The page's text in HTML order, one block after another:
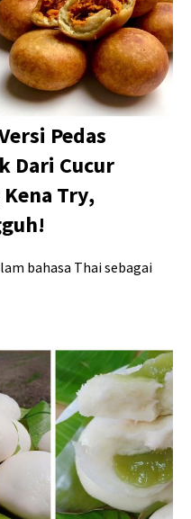
Pedas
Dari Cucur
Try,
bahasa Thai sebagai